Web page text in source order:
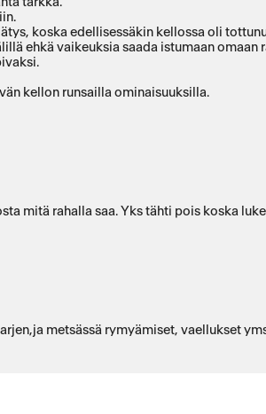
koska edellisessäkin kellossa oli
istumaan omaan ranteeseen. Tottumiskysymys kuitenkin.
kellon runsailla ominaisuuksilla.
mitä rahalla saa. Yks tähti pois koska
metsässä rymyämiset, vaellukset